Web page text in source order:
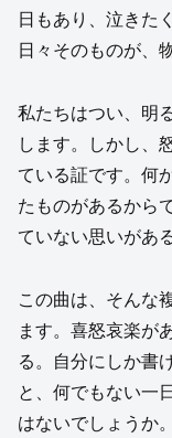
日もあり、泣きた
日々そのものが、
私たちはつい、明
します。しかし、
ている証です。何
たものがあるから
ていない思いがあ
この曲は、そんな
ます。喜怒哀楽が
る。自分にしか書
と、何でもない一
はないでしょうか。